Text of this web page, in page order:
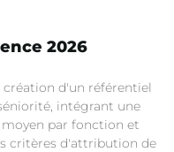
2026
création d'un référentiel
intégrant une
moyen par fonction et
critères d'attribution de